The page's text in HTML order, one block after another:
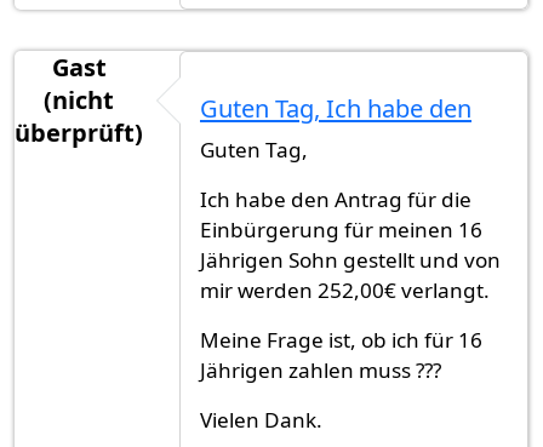
Gast
(nicht
überprüft)
Guten Tag, Ich habe den
Guten Tag,
Ich habe den Antrag für die
Einbürgerung für meinen 16
Jährigen Sohn gestellt und von
mir werden 252,00€ verlangt.
Meine Frage ist, ob ich für 16
Jährigen zahlen muss ???
Vielen Dank.